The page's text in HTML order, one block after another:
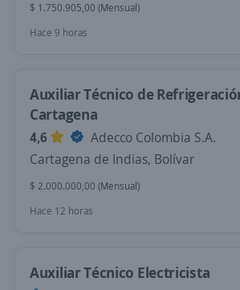
$ 1.750.905,00 (Mensual)
Hace 9 horas
Auxiliar Técnico de
Cartagena
4,6
Adecco Colombia S.A.
Cartagena de Indias, Bolívar
$ 2.000.000,00 (Mensual)
Hace 12 horas
Auxiliar Técnico Electricista